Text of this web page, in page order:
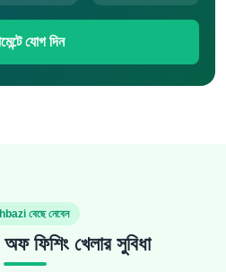
যোগ দিন
বেছে নেবেন
ফিশিং খেলার সুবিধা